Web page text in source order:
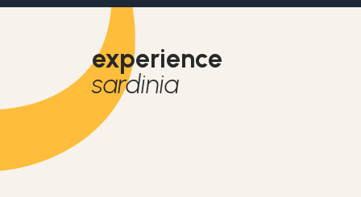
experience
sardinia